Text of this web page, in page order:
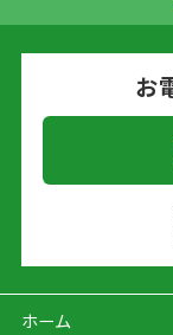
お
ホーム